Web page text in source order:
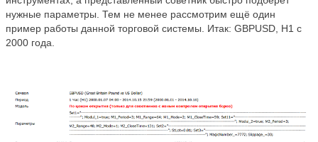
нужные параметры. Тем не менее рассмотрим ещё один
пример работы данной торговой системы. Итак: GBPUSD, H1 с
2000 года.